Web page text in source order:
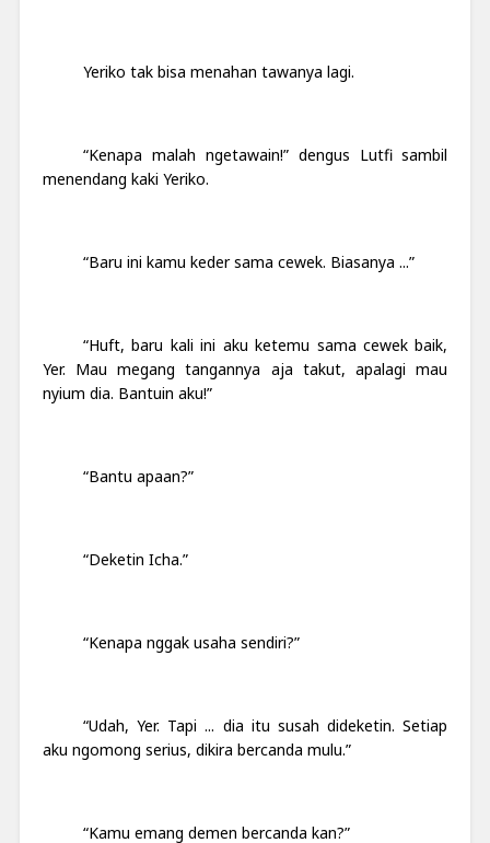
Yeriko tak bisa menahan tawanya lagi.
“Kenapa malah ngetawain!” dengus Lutfi sambil
menendang kaki Yeriko.
“Baru ini kamu keder sama cewek. Biasanya ...”
“Huft, baru kali ini aku ketemu sama cewek baik,
Yer. Mau megang tangannya aja takut, apalagi mau
nyium dia. Bantuin aku!”
“Bantu apaan?”
“Deketin Icha.”
“Kenapa nggak usaha sendiri?”
“Udah, Yer. Tapi ... dia itu susah dideketin.Setiap
aku ngomong serius, dikira bercanda mulu.”
“Kamu emang demen bercanda kan?”